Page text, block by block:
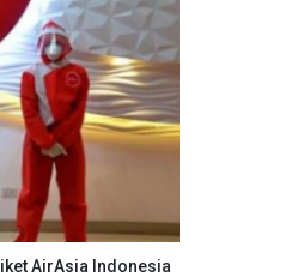
AirAsia Indonesia